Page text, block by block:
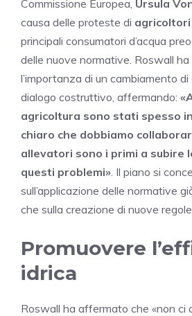
Commissione Europea, Ursula
causa delle proteste di agricoltori
principali consumatori d’acqua
delle nuove normative. Roswall
l’importanza di un cambiamento
dialogo costruttivo, affermando:
agricoltura sono stati spesso
chiaro che dobbiamo
allevatori sono i primi a subire
questi problemi» . Il piano si
sull’applicazione delle normative
che sulla creazione di nuove regole.
Promuovere
idrica
Roswall ha affermato che «non ci